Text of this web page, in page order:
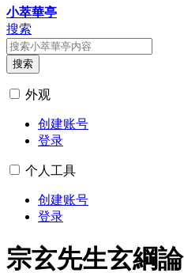
小萃華亭
搜索
搜索
外观
创建账号
登录
个人工具
创建账号
登录
宗玄先生玄綱論